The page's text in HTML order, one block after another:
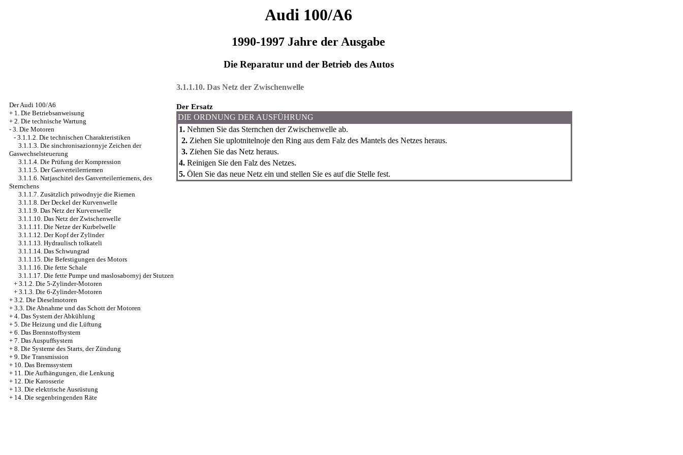
Audi 100/A6
1990-1997 Jahre der Ausgabe
Die Reparatur und der Betrieb des Autos
Der Audi 100/A6
+ 1. Die Betriebsanweisung
+ 2. Die technische Wartung
- 3. Die Motoren
- 3.1.1.2. Die technischen Charakteristiken
3.1.1.3. Die sinchronisazionnyje Zeichen der
Gaswechselsteuerung
3.1.1.4. Die Prüfung der Kompression
3.1.1.5. Der Gasverteilerriemen
3.1.1.6. Natjaschitel des Gasverteilerriemens, des
Sternchens
3.1.1.7. Zusätzlich priwodnyje die Riemen
3.1.1.8. Der Deckel der Kurvenwelle
3.1.1.9. Das Netz der Kurvenwelle
3.1.1.10. Das Netz der Zwischenwelle
3.1.1.11. Die Netze der Kurbelwelle
3.1.1.12. Der Kopf der Zylinder
3.1.1.13. Hydraulisch tolkateli
3.1.1.14. Das Schwungrad
3.1.1.15. Die Befestigungen des Motors
3.1.1.16. Die fette Schale
3.1.1.17. Die fette Pumpe und maslosabornyj der Stutzen
+ 3.1.2. Die 5-Zylinder-Motoren
+ 3.1.3. Die 6-Zylinder-Motoren
+ 3.2. Die Dieselmotoren
+ 3.3. Die Abnahme und das Schott der Motoren
+ 4. Das System der Abkühlung
+ 5. Die Heizung und die Lüftung
+ 6. Das Brennstoffsystem
+ 7. Das Auspuffsystem
+ 8. Die Systeme des Starts, der Zündung
+ 9. Die Transmission
+ 10. Das Bremssystem
+ 11. Die Aufhängungen, die Lenkung
+ 12. Die Karosserie
+ 13. Die elektrische Ausrüstung
+ 14. Die segenbringenden Räte
3.1.1.10. Das Netz der Zwischenwelle
Der Ersatz
DIE ORDNUNG DER AUSFÜHRUNG
1. Nehmen Sie das Sternchen der Zwischenwelle ab.
2. Ziehen Sie uplotnitelnoje den Ring aus dem Falz des Mantels des Netzes heraus.
3. Ziehen Sie das Netz heraus.
4. Reinigen Sie den Falz des Netzes.
5. Ölen Sie das neue Netz ein und stellen Sie es auf die Stelle fest.